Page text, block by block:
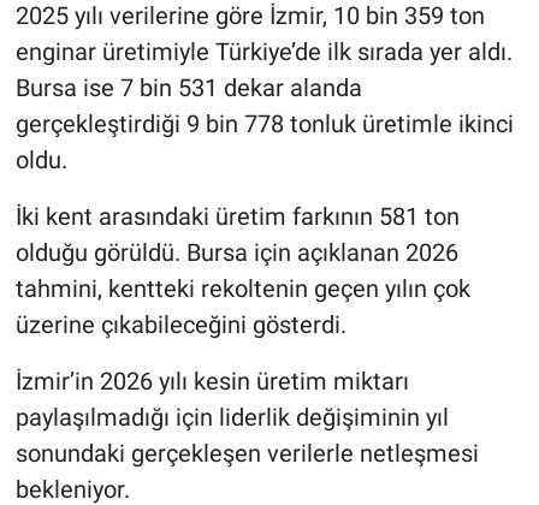
2025 yılı verilerine göre İzmir, 10 bin 359 ton
enginar üretimiyle Türkiye’de ilk sırada yer aldı.
Bursa ise 7 bin 531 dekar alanda
gerçekleştirdiği 9 bin 778 tonluk üretimle ikinci
oldu.
İki kent arasındaki üretim farkının 581 ton
olduğu görüldü. Bursa için açıklanan 2026
tahmini, kentteki rekoltenin geçen yılın çok
üzerine çıkabileceğini gösterdi.
İzmir’in 2026 yılı kesin üretim miktarı
paylaşılmadığı için liderlik değişiminin yıl
sonundaki gerçekleşen verilerle netleşmesi
bekleniyor.